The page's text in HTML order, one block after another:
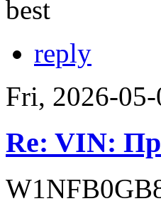
best
reply
Fri, 2026-
Re: VIN: